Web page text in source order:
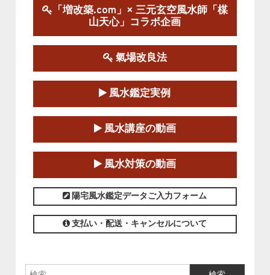
陰宅三元玄空風水講座
2025-06-07～2025-06-08
この講座の募集は終了しました。
第１８期立命塾『実践的易学講座』
2025-06-21～2025-08-24
この講座の募集は終了しました。
第１８期立命塾「実践的四柱立命学（四
柱推命学）講座」
2025-01-11～2025-05-11
この講座の募集は終了しました。
「増改築.com」× 三元玄空風水師「楳
山天心」コラボ企画
氣場改良法
風水鑑定実例
風水講座の動画
風水対策の動画
陽宅風水鑑定データご入力フォーム
支払い・配送・キャンセルについて
検索: